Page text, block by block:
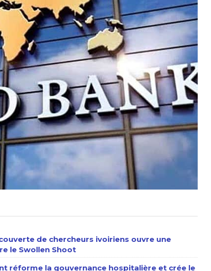
de chercheurs ivoiriens ouvre une
le Swollen Shoot
réforme la gouvernance hospitalière et crée le